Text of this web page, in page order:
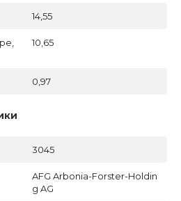
14,55
10,65
0,97
3045
AFG Arbonia-Forster-Holdin
g AG